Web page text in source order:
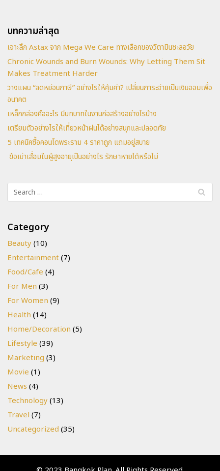
บทความล่าสุด
เจาะลึก Astax จาก Mega We Care ทางเลือกของวิตามินชะลอวัย
Chronic Wounds and Burn Wounds: Why Letting Them Sit
Makes Treatment Harder
วางแผน “ลดหย่อนภาษี” อย่างไรให้คุ้มค่า? เปลี่ยนภาระจ่ายเป็นเงินออมเพื่อ
อนาคต
เหล็กกล่องคืออะไร มีบทบาทในงานก่อสร้างอย่างไรบ้าง
เตรียมตัวอย่างไรให้เที่ยวหน้าฝนได้อย่างสนุกและปลอดภัย
5 เทคนิคซื้อคอนโดพระราม 4 ราคาถูก แถมอยู่สบาย
ข้อเข่าเสื่อมในผู้สูงอายุเป็นอย่างไร รักษาหายได้หรือไม่
Category
Beauty(10)
Entertainment(7)
Food/Cafe (4)
For Men (3)
For Women (9)
Health (14)
Home/Decoration (5)
Lifestyle (39)
Marketing (3)
Movie (1)
News (4)
Technology(13)
Travel (7)
Uncategorized (35)